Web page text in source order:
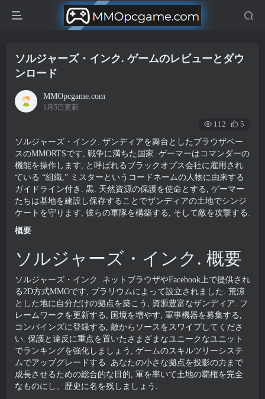
ソルジャーズ・インク. ゲームのレビューとダウ
ンロード
MMOpcgame.com
1月5日更新
112
5
ソルジャーズ・インク. ザンディアを舞台としたブラウザベー
スのMMORTSです, 戦争に満ちた国家. ゲーマーはコマンダーの
機能を操作します, と呼ばれるブラックオプス会社に雇用され
ている “組織,” ミスターというコードネームの人物に由来する
ガイドライン付き. 黒. 天然資源の保護を使命とする, ゲーマー
たちは基地を建設し保存することでザンディアの土地でシンジ
ケートを守ります, 彼らの軍隊を構築する, そして敵を攻撃する.
概要
ソルジャーズ・インク. 概要
ソルジャーズ・インク. ネットブラウザやFacebook上で提供され
る2D方式MMOです, プラリウムによって設立されました. 荒涼
とした地に自分だけの拠点を築こう, 資源豊富なザンディア. フ
レームワークを更新する, 国境を増やす, 軍事機器を募集する,
コンバインズに登録する, 敵からソースをスワイプしてくださ
い. 保護と違反に重点を置いたさまざまなユニークなユニット
でランキングを強化しましょう, ゲームのスキルツリーシステ
ムでアップグレードする. あなたの小さな拠点を投影の力まで
成長させるための総合的な目的, 軍を率いて土地の覇権を完全
なものにし、歴史に名を残しましょう.